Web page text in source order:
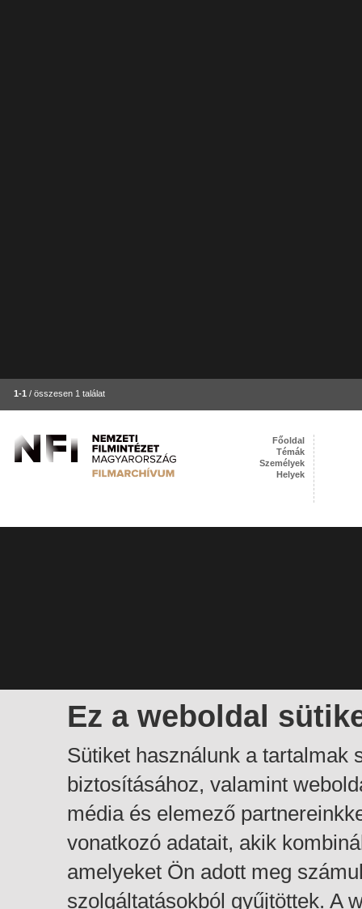
1-1 / összesen 1 találat
Ez a weboldal
Sütiket használunk a tartalmak
biztosításához, valamint
média és elemező
vonatkozó adatait, akik
amelyeket Ön adott meg
szolgáltatásokból gyűjtöttek. A
Főoldal
Témák
Személyek
Helyek